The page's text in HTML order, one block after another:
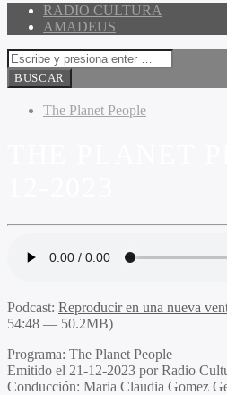
RADIO CULTURA
AMADEUS
The Planet People
Podcast: Reproducir en una nueva
54:48 — 50.2MB)
Programa: The Planet People
Emitido el 21-12-2023 por Radio
Conducción: Maria Claudia Gomez